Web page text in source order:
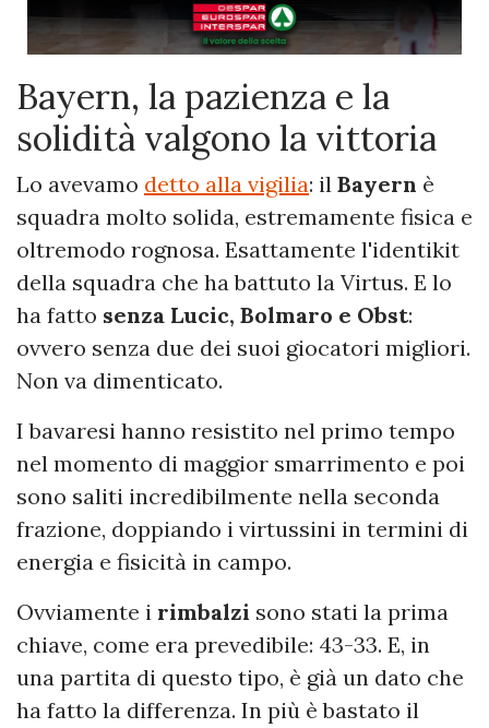
Bayern, la pazienza e la
solidità valgono la vittoria
Lo avevamo detto alla vigilia: il Bayern è
squadra molto solida, estremamente fisica e
oltremodo rognosa. Esattamente l'identikit
della squadra che ha battuto la Virtus. E lo
ha fatto senza Lucic, Bolmaro e Obst:
ovvero senza due dei suoi giocatori migliori.
Non va dimenticato.
I bavaresi hanno resistito nel primo tempo
nel momento di maggior smarrimento e poi
sono saliti incredibilmente nella seconda
frazione, doppiando i virtussini in termini di
energia e fisicità in campo.
Ovviamente i rimbalzi sono stati la prima
chiave, come era prevedibile: 43-33. E, in
una partita di questo tipo, è già un dato che
ha fatto la differenza. In più è bastato il